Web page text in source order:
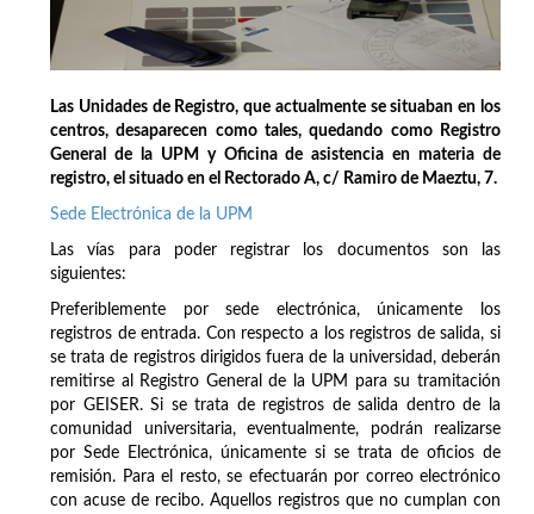
Las Unidades de Registro, que actualmente se situaban en los
centros, desaparecen como tales, quedando como Registro
General de la UPM y Oficina de asistencia en materia de
registro, el situado en el Rectorado A, c/ Ramiro de Maeztu, 7.
Sede Electrónica de la UPM
Las vías para poder registrar los documentos son las
siguientes:
Preferiblemente por sede electrónica, únicamente los
registros de entrada. Con respecto a los registros de salida, si
se trata de registros dirigidos fuera de la universidad, deberán
remitirse al Registro General de la UPM para su tramitación
por GEISER. Si se trata de registros de salida dentro de la
comunidad universitaria, eventualmente, podrán realizarse
por Sede Electrónica, únicamente si se trata de oficios de
remisión. Para el resto, se efectuarán por correo electrónico
con acuse de recibo. Aquellos registros que no cumplan con